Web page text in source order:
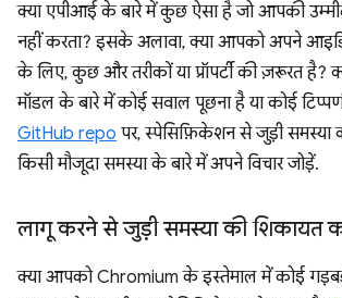
क्या एपीआई के बारे में कुछ ऐसा है जो आपकी
नहीं करता? इसके अलावा, क्या आपको अपने
के लिए, कुछ और तरीकों या प्रॉपर्टी की ज़रूरत है?
मॉडल के बारे में कोई सवाल पूछना है या कोई
GitHub repo पर, स्पेसिफ़िकेशन से जुड़ी समस्या
किसी मौजूदा समस्या के बारे में अपने विचार जोड़ें.
लागू करने से जुड़ी समस्या की शिकायत
क्या आपको Chromium के इस्तेमाल में कोई